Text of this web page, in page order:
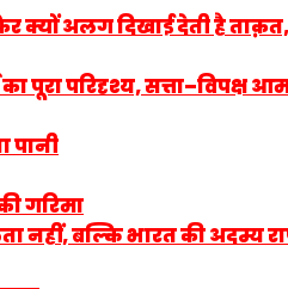
अलग दिखाई देती है ताक़त,
का पूरा परिदृश्य, सत्ता–विपक्ष
पानी
गरिमा
बल्कि भारत की अदम्य